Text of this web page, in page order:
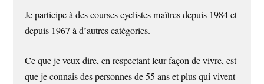
Je participe à des courses cyclistes maîtres depuis 1984 et
depuis 1967 à d’autres catégories.
Ce que je veux dire, en respectant leur façon de vivre, est
que je connais des personnes de 55 ans et plus qui vivent